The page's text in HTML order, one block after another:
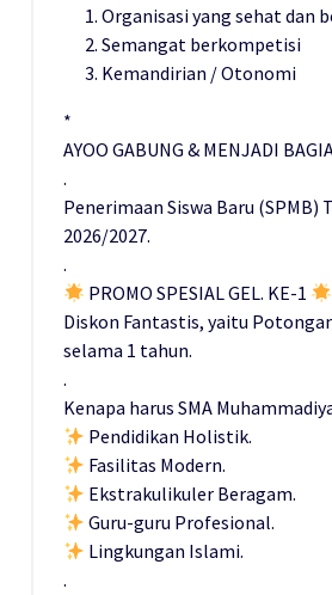
Organisasi yang sehat dan
Semangat berkompetisi
Kemandirian / Otonomi
*
AYOO GABUNG & MENJADI
.
Penerimaan Siswa Baru (SPMB)
2026/2027.
.
PROMO SPESIAL GEL. KE-1
Diskon Fantastis, yaitu
selama 1 tahun.
.
Kenapa harus SMA
Pendidikan Holistik.
Fasilitas Modern.
Ekstrakulikuler Beragam.
Guru-guru Profesional.
Lingkungan Islami.
.